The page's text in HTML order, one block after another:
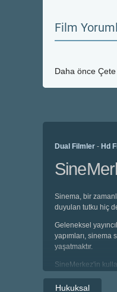
Film
Daha önce Çete
Dual Filmler - Hd
Sinema, bir
duyulan tutku hiç
Geleneksel
yapımları, sinema
yaşatmaktır.
SineMerkez'in
Hukuksal